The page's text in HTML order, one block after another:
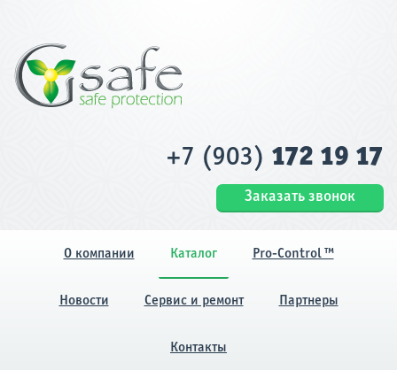
+7 (903) 172 19 17
Заказать звонок
О компании Каталог Pro-Control ™
Новости Сервис и ремонт Партнеры
Контакты